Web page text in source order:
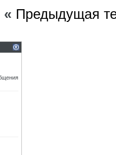
« Предыдущая